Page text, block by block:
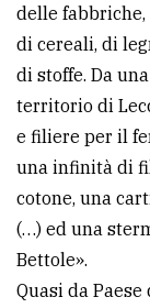
Ricerca
avanzata
LE
ALTRE
TESTATE
delle
di cereali, di
di stoffe. Da
territorio di
e filiere per il
una infinità di
cotone, una
(…) ed una
Bettole».
Quasi da